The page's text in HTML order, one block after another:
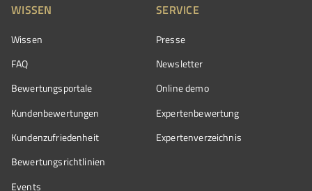
WISSEN
Wissen
FAQ
Bewertungsportale
Kundenbewertungen
Kundenzufriedenheit
Bewertungs­richtlinien
Events
SERVICE
Presse
Newsletter
Online demo
Expertenbewertung
Expertenverzeichnis